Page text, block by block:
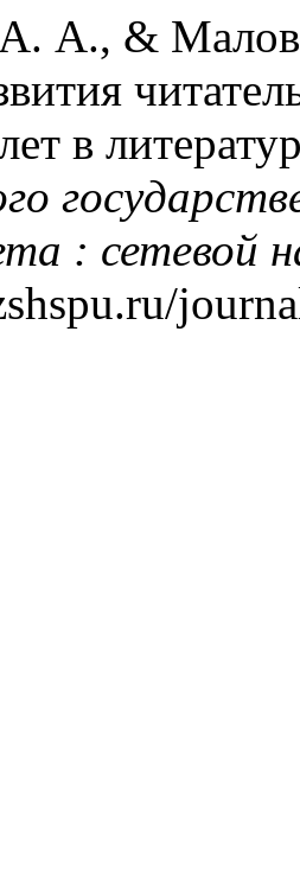
А., &
в
: сетевой